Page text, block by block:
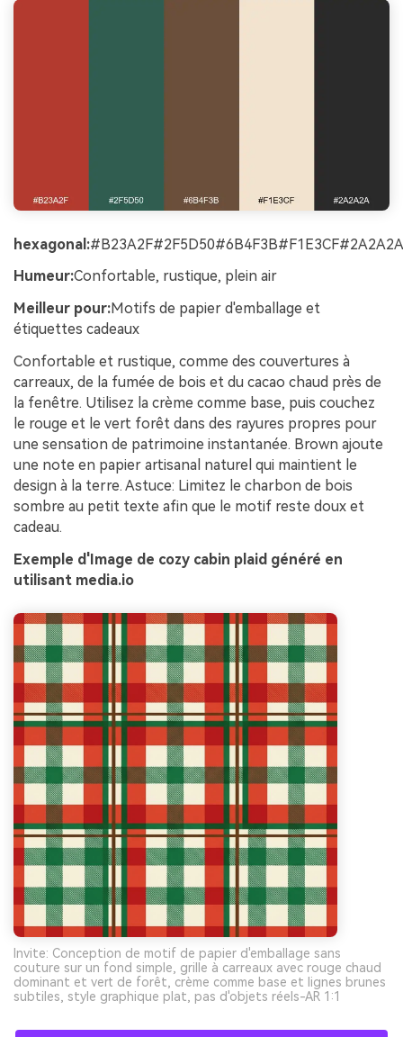
hexagonal:#B23A2F#2F5D50#6B4F3B#F1E3CF#2A2A2A
Humeur:Confortable, rustique, plein air
Meilleur pour:Motifs de papier d'emballage et
étiquettes cadeaux
Confortable et rustique, comme des couvertures à
carreaux, de la fumée de bois et du cacao chaud près de
la fenêtre. Utilisez la crème comme base, puis couchez
le rouge et le vert forêt dans des rayures propres pour
une sensation de patrimoine instantanée. Brown ajoute
une note en papier artisanal naturel qui maintient le
design à la terre. Astuce: Limitez le charbon de bois
sombre au petit texte afin que le motif reste doux et
cadeau.
Exemple d'Image de cozy cabin plaid généré en
utilisant media.io
Invite: Conception de motif de papier d'emballage sans
couture sur un fond simple, grille à carreaux avec rouge chaud
dominant et vert de forêt, crème comme base et lignes brunes
subtiles, style graphique plat, pas d'objets réels-AR 1:1